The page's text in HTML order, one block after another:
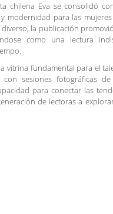
chilena Eva se consolidó
modernidad para las
la publicación
como una lectura
vitrina fundamental para el
sesiones fotográficas
para conectar las
de lectoras a